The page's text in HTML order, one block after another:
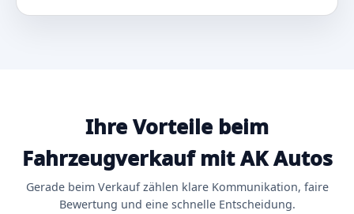
Ihre Vorteile beim
Fahrzeugverkauf mit AK Autos
Gerade beim Verkauf zählen klare Kommunikation, faire
Bewertung und eine schnelle Entscheidung.